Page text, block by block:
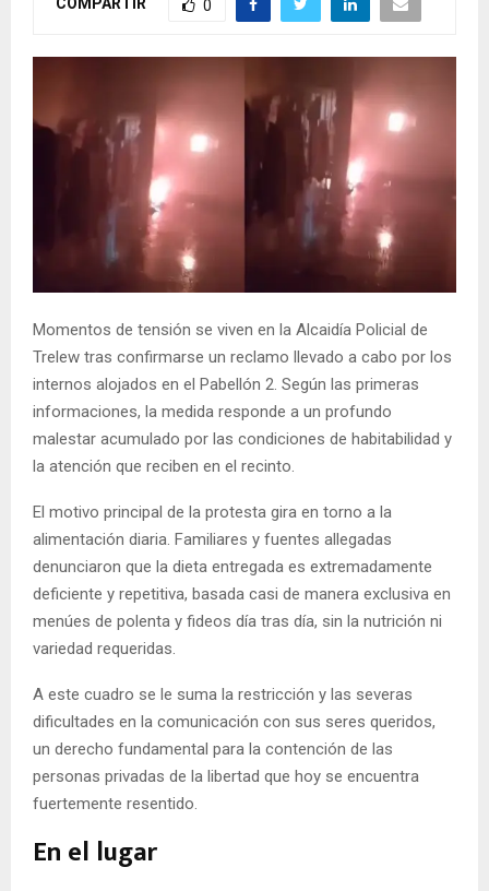
0
Momentos de tensión se viven en la Alcaidía Policial de
Trelew tras confirmarse un reclamo llevado a cabo por los
internos alojados en el Pabellón 2. Según las primeras
informaciones, la medida responde a un profundo
malestar acumulado por las condiciones de habitabilidad y
la atención que reciben en el recinto.
El motivo principal de la protesta gira en torno a la
alimentación diaria. Familiares y fuentes allegadas
denunciaron que la dieta entregada es extremadamente
deficiente y repetitiva, basada casi de manera exclusiva en
menúes de polenta y fideos día tras día, sin la nutrición ni
variedad requeridas.
A este cuadro se le suma la restricción y las severas
dificultades en la comunicación con sus seres queridos,
un derecho fundamental para la contención de las
personas privadas de la libertad que hoy se encuentra
fuertemente resentido.
En el lugar